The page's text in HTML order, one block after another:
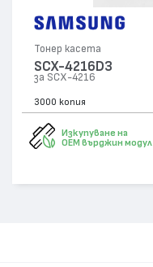
Тонер касета
SCX-4216D3
за SCX-4216
3000 копия
Изкупуване на
OEM върджин модул